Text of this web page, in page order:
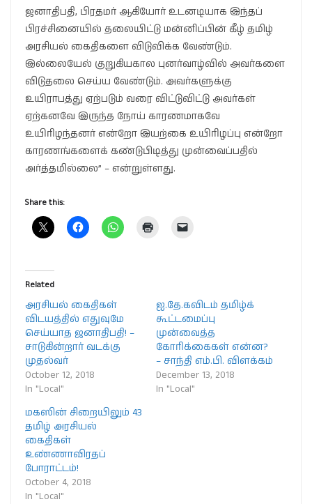
ஜனாதிபதி, பிரதமர் ஆகியோர் உடனடியாக இந்தப்
பிரச்சினையில் தலையிட்டு மன்னிப்பின் கீழ் தமிழ்
அரசியல் கைதிகளை விடுவிக்க வேண்டும்.
இல்லையேல் குறுகியகால புனர்வாழ்வில் அவர்களை
விடுதலை செய்ய வேண்டும். அவர்களுக்கு
உயிராபத்து ஏற்படும் வரை விட்டுவிட்டு அவர்கள்
ஏற்கனவே இருந்த நோய் காரணமாகவே
உயிரிழந்தனர் என்றோ இயற்கை உயிரிழப்பு என்றோ
காரணங்களைக் கண்டுபிடித்து முன்வைப்பதில்
அர்த்தமில்லை” – என்றுள்ளது.
Share this:
Related
அரசியல் கைதிகள்
விடயத்தில் எதுவுமே
செய்யாத ஜனாதிபதி! –
சாடுகின்றார் வடக்கு
முதல்வர்
October 12, 2018
In "Local"
ஐ.தே.கவிடம் தமிழ்க்
கூட்டமைப்பு
முன்வைத்த
கோரிக்கைகள் என்ன?
– சாந்தி எம்.பி. விளக்கம்
December 13, 2018
In "Local"
மகஸின் சிறையிலும் 43
தமிழ் அரசியல்
கைதிகள்
உண்ணாவிரதப்
போராட்டம்!
October 4, 2018
In "Local"